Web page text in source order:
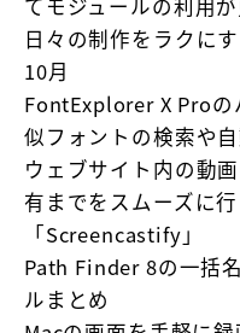
てモジュールの利用
日々の制作をラクに
10月
FontExplorer X Proの
似フォントの検索や
ウェブサイト内の動
有までをスムーズに
「Screencastify」
Path Finder 8の一括
ルまとめ